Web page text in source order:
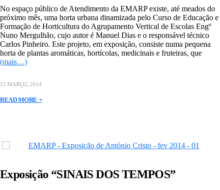
No espaço público de Atendimento da EMARP existe, até meados do
próximo mês, uma horta urbana dinamizada pelo Curso de Educação e
Formação de Horticultura do Agrupamento Vertical de Escolas Engº
Nuno Mergulhão, cujo autor é Manuel Dias e o responsável técnico
Carlos Pinheiro. Este projeto, em exposição, consiste numa pequena
horta de plantas aromáticas, hortícolas, medicinais e fruteiras, que
(mais…)
12 MARÇO, 2014
READ MORE +
Exposição “SINAIS DOS TEMPOS”